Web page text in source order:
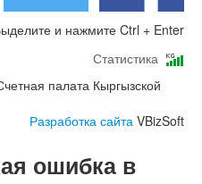
и нажмите Ctrl + Enter
Статистика
палата Кыргызской
Разработка сайта VBizSoft
ошибка в